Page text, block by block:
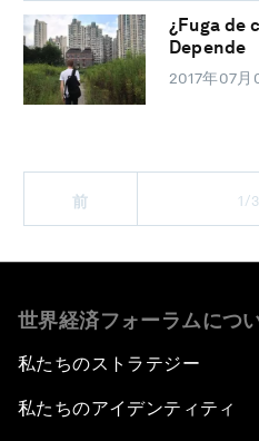
¿Fuga de
Depende
2017年07月
前 1/3
世界経済フォーラムにつ
私たちのストラテジー
私たちのアイデンティティ